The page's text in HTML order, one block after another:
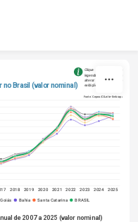
no Brasil (valor nominal)
Clique nos Estados na
legenda do gráfico para
alterar os modos de
exibição dos dados
2018 2019 2020 2021 2022 2023 2024 2025
Goiás Bahia Santa Catarina
BRASIL
Fonte: Cepea/CILeite-Embrapa
de 2007 a 2025 (valor nominal)